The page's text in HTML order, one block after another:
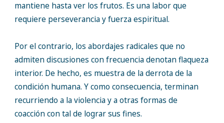
mantiene hasta ver los frutos. Es una labor que
requiere perseverancia y fuerza espiritual.
Por el contrario, los abordajes radicales que no
admiten discusiones con frecuencia denotan flaqueza
interior. De hecho, es muestra de la derrota de la
condición humana. Y como consecuencia, terminan
recurriendo a la violencia y a otras formas de
coacción con tal de lograr sus fines.